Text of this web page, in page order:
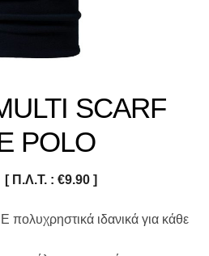
SCARF
POLO
[ Π.Λ.Τ. : €9.90 ]
πολυχρηστικά ιδανικά για κάθε